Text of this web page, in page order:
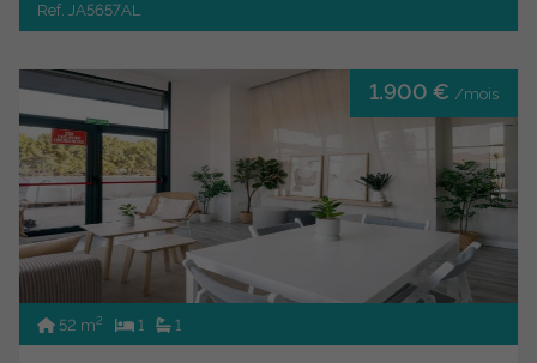
Ref. JA5657AL
1.900 € /mois
52 m2 1 1